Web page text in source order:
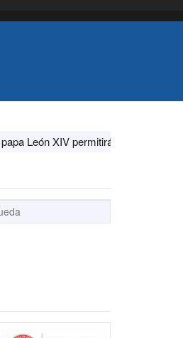
la unidad de todos los